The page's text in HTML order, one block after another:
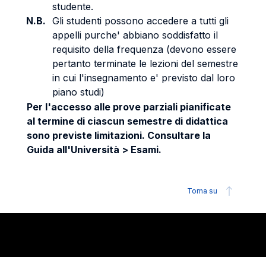
studente.
N.B. Gli studenti possono accedere a tutti gli
appelli purche' abbiano soddisfatto il
requisito della frequenza (devono essere
pertanto terminate le lezioni del semestre
in cui l'insegnamento e' previsto dal loro
piano studi)
Per l'accesso alle prove parziali pianificate
al termine di ciascun semestre di didattica
sono previste limitazioni. Consultare la
Guida all'Università > Esami.
Torna su